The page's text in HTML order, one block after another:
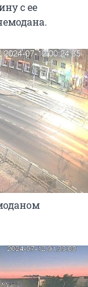
с ее